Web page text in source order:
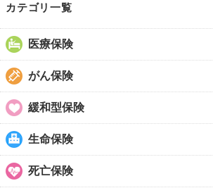
カテゴリ一覧
医療保険
がん保険
緩和型保険
生命保険
死亡保険